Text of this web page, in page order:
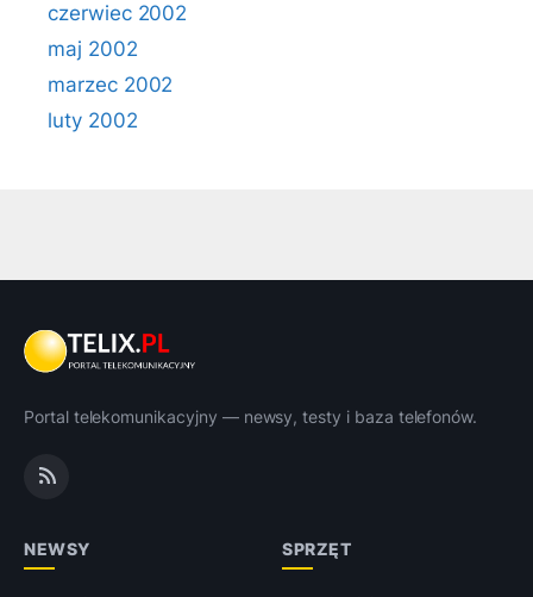
czerwiec 2002
maj 2002
marzec 2002
luty 2002
Portal telekomunikacyjny — newsy, testy i baza telefonów.
NEWSY SPRZĘT